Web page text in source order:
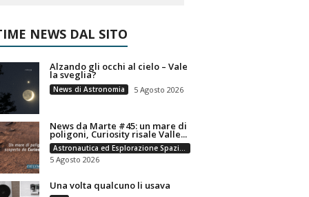
NEWS DAL SITO
Alzando gli occhi al cielo – Vale
la sveglia?
News di Astronomia 5 Agosto 2026
News da Marte #45: un mare di
poligoni, Curiosity risale Valle...
Astronautica ed Esplorazione Spaziale
5 Agosto 2026
Una volta qualcuno li usava